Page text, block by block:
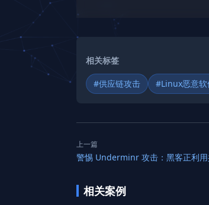
相关标签
#供应链攻击 #Linux恶意软
上一篇
相关案例